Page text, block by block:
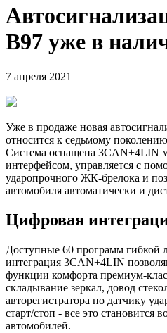
B97 уже в
7 апреля 2021
Уже в продаже новая
относится к седьмому
Система оснащена 3CAN+4LIN
интерфейсом, управляется с
ударопрочного ЖК-брелока и
автомобиля автоматически и
Цифровая
Доступные 60 программ гибкой
интеграция 3CAN+4LIN
функции комфорта премиум-
складывание зеркал, довод
авторегистратора по датчику
старт/стоп - все это
автомобилей.